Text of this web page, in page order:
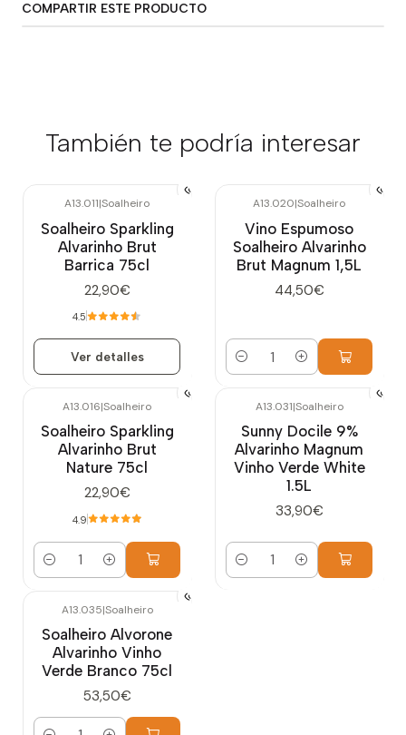
COMPARTIR ESTE PRODUCTO
También te podría interesar
A13.011|Soalheiro
Soalheiro Sparkling
Alvarinho Brut
Barrica 75cl
22,90€
4.5
Ver detalles
A13.020|Soalheiro
Vino Espumoso
Soalheiro Alvarinho
Brut Magnum 1,5L
44,50€
Cantidad
A13.016|Soalheiro
Soalheiro Sparkling
Alvarinho Brut
Nature 75cl
22,90€
4.9
Cantidad
A13.031|Soalheiro
Sunny Docile 9%
Alvarinho Magnum
Vinho Verde White
1.5L
33,90€
Cantidad
A13.035|Soalheiro
Soalheiro Alvorone
Alvarinho Vinho
Verde Branco 75cl
53,50€